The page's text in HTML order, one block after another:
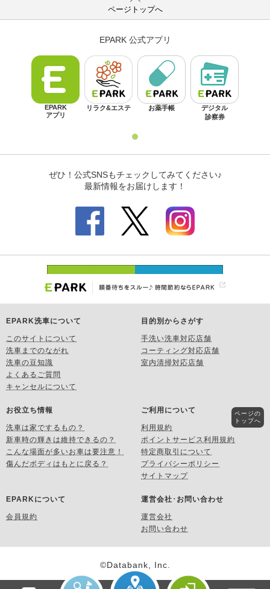
ページトップへ
EPARK洗車について
このサイトについて
洗車までのながれ
洗車の豆知識
よくあるご質問
キャンセルについて
目的別からさがす
手洗い洗車対応店舗
コーティング対応店舗
室内清掃対応店舗
お役立ち情報
洗車は家でするもの？
新車時の輝きは維持できるの？
こんな場面が多いお車は要注意！
傷んだボディはもとに戻る？
ご利用について
利用規約
ポイントサービス利用規約
特定商取引について
プライバシーポリシー
サイトマップ
EPARKについて
会員規約
運営会社･お問い合わせ
運営会社
お問い合わせ
©Databank, Inc.
ページの
トップへ